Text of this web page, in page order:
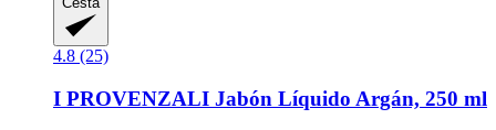
4.8 (25)
I PROVENZALI Jabón Líquido Argán, 250 ml